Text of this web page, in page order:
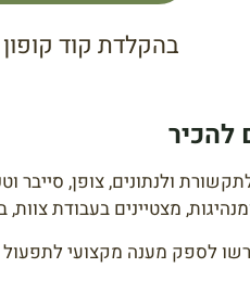
בהקלדת קוד
להכיר
ולנתונים, צופן, סייבר
מצטיינים בעבודת
לספק מענה מקצועי לתפעול